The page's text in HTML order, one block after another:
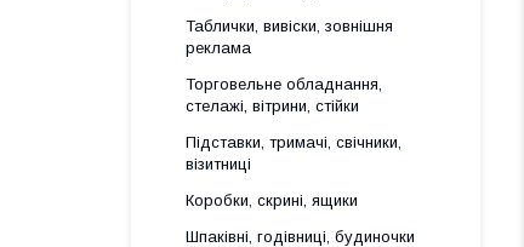
Таблички, вивіски, зовнішня
реклама
Торговельне обладнання,
стелажі, вітрини, стійки
Підставки, тримачі, свічники,
візитниці
Коробки, скрині, ящики
Шпаківні, годівниці, будиночки